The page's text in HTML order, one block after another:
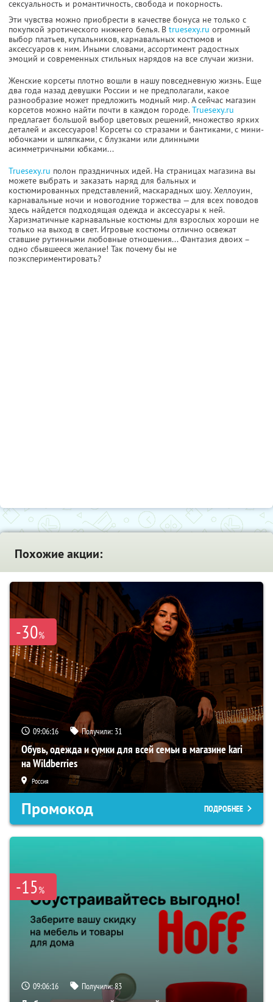
сексуальность и романтичность, свобода и покорность.
Эти чувства можно приобрести в качестве бонуса не только с
покупкой эротического нижнего белья. В truesexy.ru огромный
выбор платьев, купальников, карнавальных костюмов и
аксессуаров к ним. Иными словами, ассортимент радостных
эмоций и современных стильных нарядов на все случаи жизни.
Женские корсеты плотно вошли в нашу повседневную жизнь. Еще
два года назад девушки России и не предполагали, какое
разнообразие может предложить модный мир. А сейчас магазин
корсетов можно найти почти в каждом городе.Truesexy.ru
предлагает большой выбор цветовых решений, множество ярких
деталей и аксессуаров! Корсеты со стразами и бантиками, с мини-
юбочками и шляпками, с блузками или длинными
асимметричными юбками...
Truesexy.ru полон праздничных идей. На страницах магазина вы
можете выбрать и заказать наряд для бальных и
костюмированных представлений, маскарадных шоу. Хеллоуин,
карнавальные ночи и новогодние торжества — для всех поводов
здесь найдется подходящая одежда и аксессуары к ней.
Харизматичные карнавальные костюмы для взрослых хороши не
только на выход в свет. Игровые костюмы отлично освежат
ставшие рутинными любовные отношения... Фантазия двоих –
одно сбывшееся желание! Так почему бы не
поэкспериментировать?
Похожие акции:
-30%
09:06:15 Получили: 31
Обувь, одежда и сумки для всей семьи в магазине kari
на Wildberries
Россия
Промокод ПОДРОБНЕЕ
-15%
09:06:15 Получили:83